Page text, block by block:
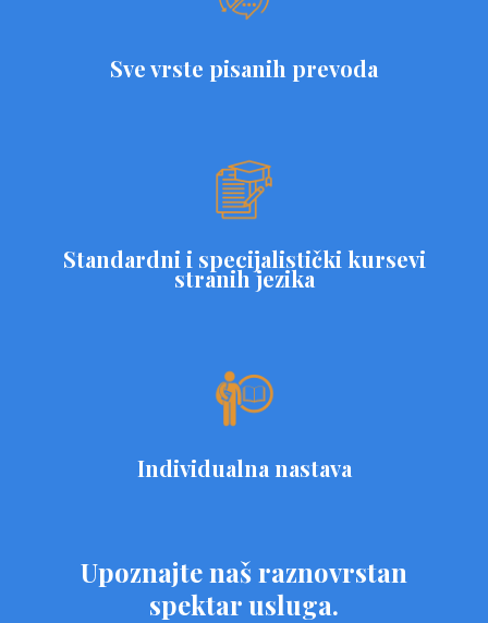
Sve vrste pisanih prevoda
Standardni i specijalistički kursevi
stranih jezika
Individualna nastava
Upoznajte naš raznovrstan
spektar usluga.